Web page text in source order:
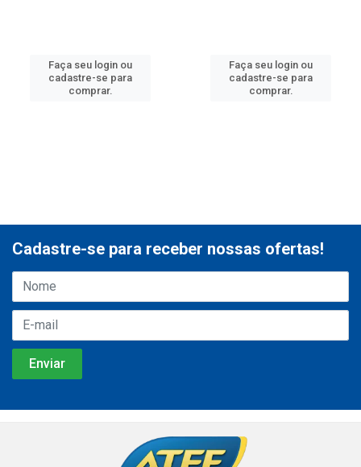
Faça seu login ou
cadastre-se para
comprar.
Faça seu login ou
cadastre-se para
comprar.
Cadastre-se para receber nossas ofertas!